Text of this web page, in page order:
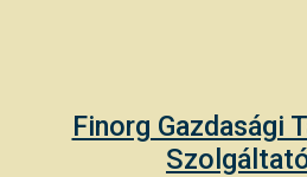
Finorg Gazdasági